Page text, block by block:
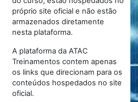
próprio site oficial e não estão
armazenados diretamente
nesta plataforma.
A plataforma da ATAC
Treinamentos contem apenas
os links que direcionam para os
conteúdos hospedados no site
oficial.